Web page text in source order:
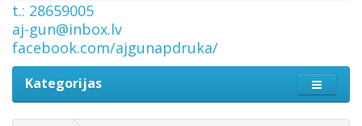
t.: 28659005
aj-gun@inbox.lv
facebook.com/ajgunapdruka/
Kategorijas